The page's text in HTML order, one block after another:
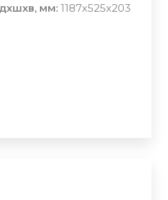
мм: 1187х525х203